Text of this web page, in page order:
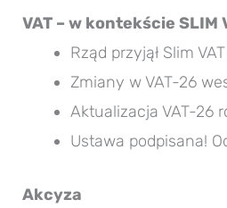
VAT – w kontekście
Rząd przyjął Slim
Zmiany w VAT-26
Aktualizacja VAT-26
Ustawa podpisana!
Akcyza